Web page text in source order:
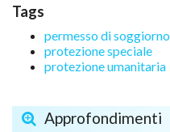
Tags
permesso di soggiorno
protezione speciale
protezione umanitaria
Approfondimenti